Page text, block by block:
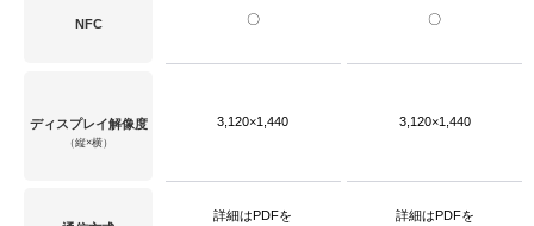
NFC 〇 〇
ディスプレイ解像度
（縦×横）
3,120×1,440 3,120×1,440
詳細はPDFを
詳細はPDFを